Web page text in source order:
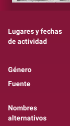
Lugares y fechas
de actividad
Género
Fuente
Nombres
alternativos